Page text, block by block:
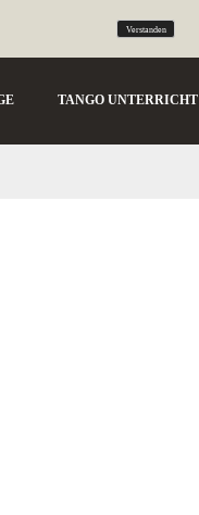
TANGO UNTERRICHT
Verstanden